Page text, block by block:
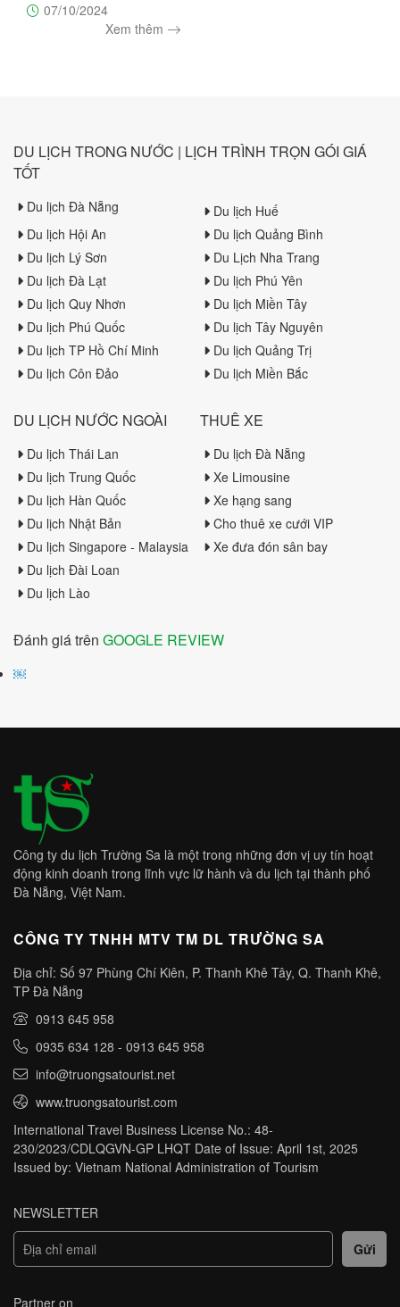
Vậy tháng 10 nên đi du
lịch ở đâu là phù hợp
07/10/2024
Xem thêm
DU LỊCH TRONG NƯỚC | LỊCH TRÌNH TRỌN GÓI GIÁ
TỐT
Du lịch Đà Nẵng
Du lịch Huế
Du lịch Hội An
Du lịch Quảng Bình
Du lịch Lý Sơn
Du Lịch Nha Trang
Du lịch Đà Lạt
Du lịch Phú Yên
Du lịch Quy Nhơn
Du lịch Miền Tây
Du lịch Phú Quốc
Du lịch Tây Nguyên
Du lịch TP Hồ Chí Minh
Du lịch Quảng Trị
Du lịch Côn Đảo
Du lịch Miền Bắc
DU LỊCH NƯỚC NGOÀI
Du lịch Thái Lan
Du lịch Trung Quốc
Du lịch Hàn Quốc
Du lịch Nhật Bản
Du lịch Singapore - Malaysia
Du lịch Đài Loan
Du lịch Lào
THUÊ XE
Du lịch Đà Nẵng
Xe Limousine
Xe hạng sang
Cho thuê xe cưới VIP
Xe đưa đón sân bay
Đánh giá trên GOOGLE REVIEW
￼
Công ty du lịch Trường Sa là một trong những đơn vị uy tín hoạt
động kinh doanh trong lĩnh vực lữ hành và du lịch tại thành phố
Đà Nẵng, Việt Nam.
CÔNG TY TNHH MTV TM DL TRƯỜNG SA
Địa chỉ: Số 97 Phùng Chí Kiên, P. Thanh Khê Tây, Q. Thanh Khê,
TP Đà Nẵng
0913 645 958
0935 634 128 - 0913 645 958
info@truongsatourist.net
www.truongsatourist.com
International Travel Business License No.: 48-
230/2023/CDLQGVN-GP LHQT Date of Issue: April 1st, 2025
Issued by: Vietnam National Administration of Tourism
NEWSLETTER
Partner on